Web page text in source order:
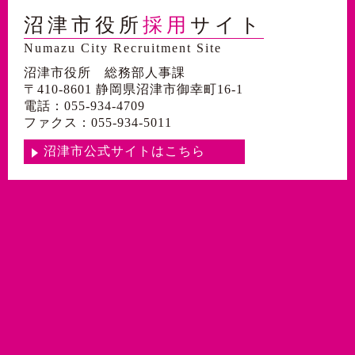
沼津市役所 採用 サイト
Numazu City Recruitment Site
沼津市役所 総務部人事課
〒410-8601 静岡県沼津市御幸町16-1
電話：055-934-4709
ファクス：055-934-5011
沼津市公式サイトはこちら